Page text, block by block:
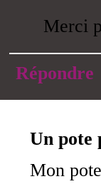
Merci
Répondre
Un pote
Mon